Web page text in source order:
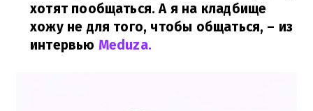
хотят пообщаться. А я на кладбище
хожу не для того, чтобы общаться, – из
интервью Meduza.